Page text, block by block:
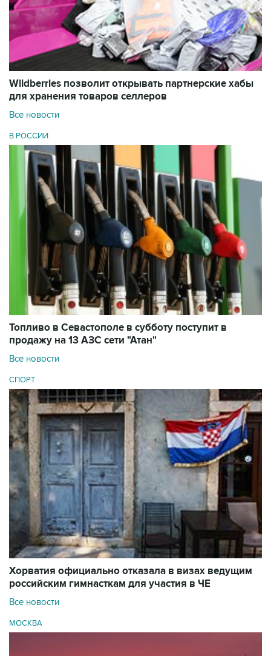
Wildberries позволит открывать партнерские хабы
для хранения товаров селлеров
Все новости
В РОССИИ
Топливо в Севастополе в субботу поступит в
продажу на 13 АЗС сети "Атан"
Все новости
СПОРТ
Хорватия официально отказала в визах ведущим
российским гимнасткам для участия в ЧЕ
Все новости
МОСКВА